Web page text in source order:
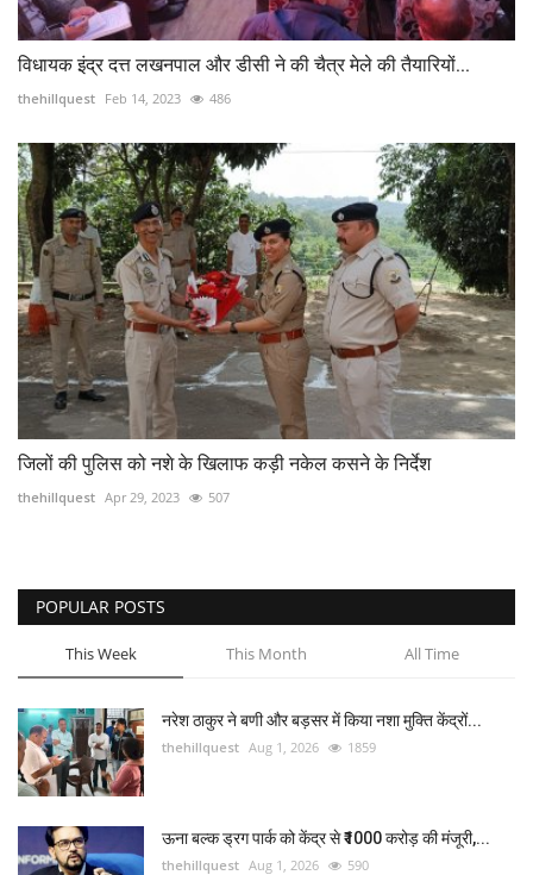
विधायक इंद्र दत्त लखनपाल और डीसी ने की चैत्र मेले की तैयारियों...
thehillquest Feb 14, 2023 486
जिलों की पुलिस को नशे के खिलाफ कड़ी नकेल कसने के निर्देश
thehillquest Apr 29, 2023 507
POPULAR POSTS
This Week This Month All Time
नरेश ठाकुर ने बणी और बड़सर में किया नशा मुक्ति केंद्रों...
thehillquest Aug 1, 2026 1859
ऊना बल्क ड्रग पार्क को केंद्र से ₹1000 करोड़ की मंजूरी,...
thehillquest Aug 1, 2026 590